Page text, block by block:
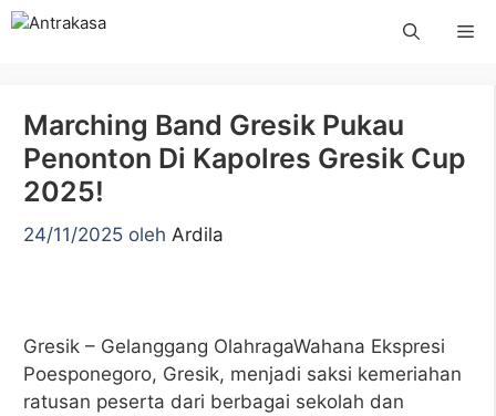
Langsung
Marching Band Gresik Pukau
Penonton Di Kapolres Gresik Cup
2025!
24/11/2025 oleh Ardila
Gresik – Gelanggang OlahragaWahana Ekspresi
Poesponegoro, Gresik, menjadi saksi kemeriahan
ratusan peserta dari berbagai sekolah dan